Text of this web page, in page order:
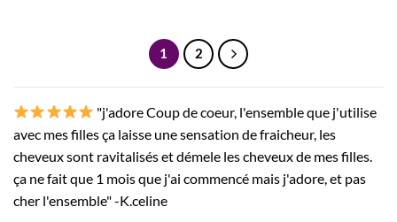
1 2
"j'adore Coup de coeur, l'ensemble que j'utilise
avec mes filles ça laisse une sensation de fraicheur, les
cheveux sont ravitalisés et démele les cheveux de mes filles.
ça ne fait que 1 mois que j'ai commencé mais j'adore, et pas
cher l'ensemble" -K.celine